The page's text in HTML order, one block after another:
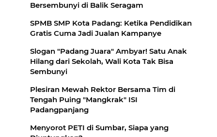
Bersembunyi di Balik Seragam
SPMB SMP Kota Padang: Ketika Pendidikan
Gratis Cuma Jadi Jualan Kampanye
Slogan "Padang Juara" Ambyar! Satu Anak
Hilang dari Sekolah, Wali Kota Tak Bisa
Sembunyi
Plesiran Mewah Rektor Bersama Tim di
Tengah Puing "Mangkrak" ISI
Padangpanjang
Menyorot PETI di Sumbar, Siapa yang